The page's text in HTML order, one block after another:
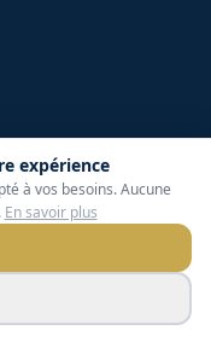
expérience
à vos besoins. Aucune
En savoir plus